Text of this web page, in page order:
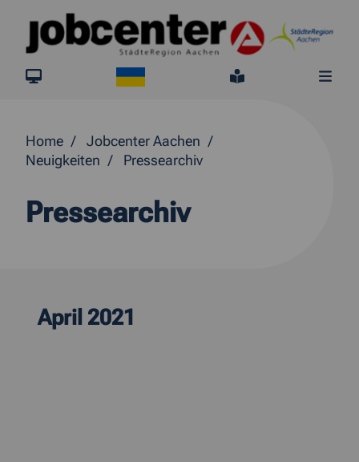
Springe direkt zum Inhalt
jobcenter.digital
Leichte
Home
Jobcenter Aachen
Neuigkeiten
Pressearchiv
Pressearchiv
April 2021